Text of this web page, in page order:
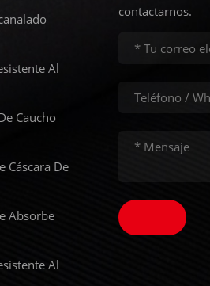
Al
Caucho
Cáscara De
Absorbe
Al
contactarnos.